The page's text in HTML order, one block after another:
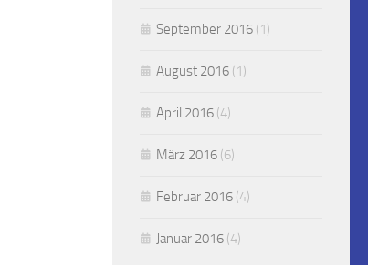
September 2016 (1)
August 2016 (1)
April 2016 (4)
März 2016 (6)
Februar 2016 (4)
Januar 2016 (4)